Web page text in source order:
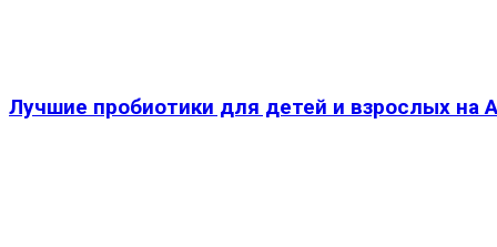
Лучшие пробиотики для детей и взрослых на